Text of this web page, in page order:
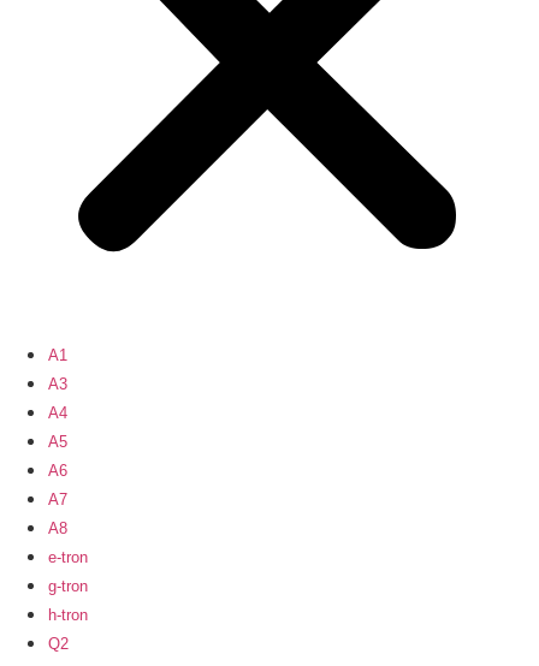
A1
A3
A4
A5
A6
A7
A8
e-tron
g-tron
h-tron
Q2